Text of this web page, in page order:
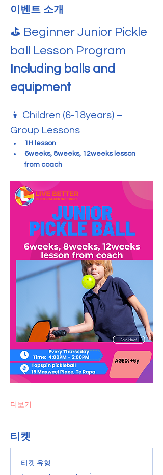
이벤트 소개
⛳ Beginner Junior Pickle
ball Lesson Program
Including balls and
equipment
👦 Children (6-18years) –
Group Lessons
1H lesson
6weeks, 8weeks, 12weeks lesson
from coach
더보기
티켓
티켓 유형